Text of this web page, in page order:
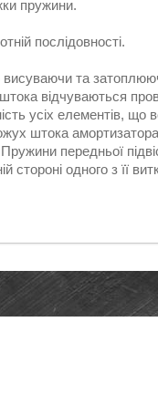
пружини.
послідовності.
та
відчуваються
усіх елементів, що
штока
передньої
одного з її